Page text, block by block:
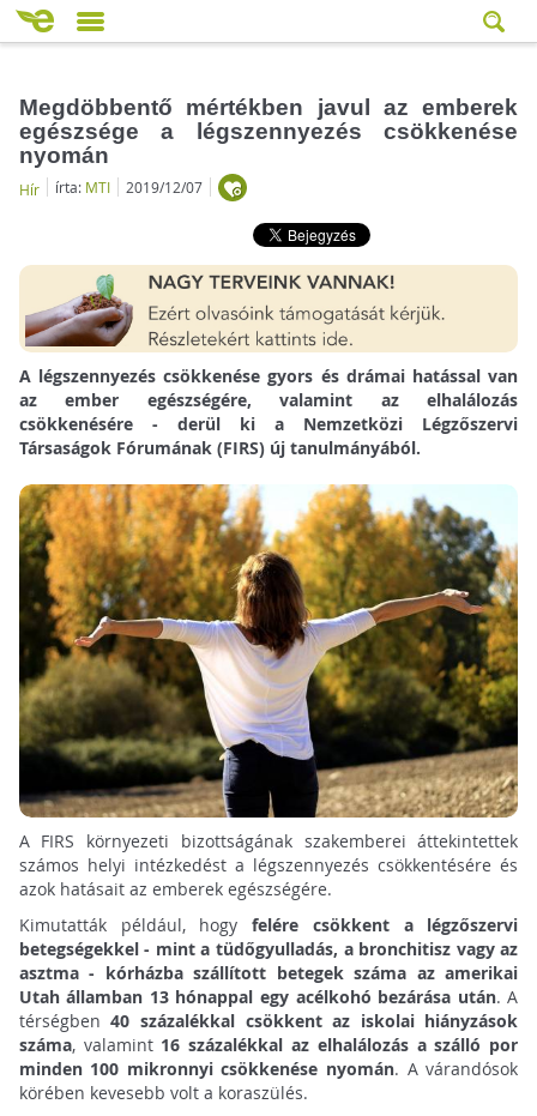
Megdöbbentő mértékben javul az emberek
egészsége a légszennyezés csökkenése
nyomán
Hír írta: MTI 2019/12/07
A légszennyezés csökkenése gyors és drámai hatással van
az ember egészségére, valamint az elhalálozás
csökkenésére - derül ki a Nemzetközi Légzőszervi
Társaságok Fórumának (FIRS) új tanulmányából.
A FIRS környezeti bizottságának szakemberei áttekintettek
számos helyi intézkedést a légszennyezés csökkentésére és
azok hatásait az emberek egészségére.
Kimutatták például, hogy felére csökkent a légzőszervi
betegségekkel - mint a tüdőgyulladás, a bronchitisz vagy az
asztma - kórházba szállított betegek száma az amerikai
Utah államban 13 hónappal egy acélkohó bezárása után. A
térségben40 százalékkal csökkent az iskolai hiányzások
száma, valamint 16 százalékkal az elhalálozás a szálló por
minden 100 mikronnyi csökkenése nyomán. A várandósok
körében kevesebb volt a koraszülés.